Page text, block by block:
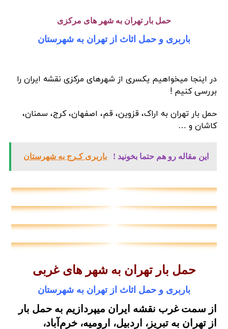
حمل بار تهران به شهر های مرکزی
باربری و حمل اثاث از تهران به شهرستان
در اینجا میخواهیم یکسری از شهرهای مرکزی نقشه ایران را
بررسی کنیم !
حمل بار تهران به اراک، قزوین، قم، اصفهان، کرج، سمنان،
کاشان و …
این مقاله رو هم حتما بخونید ! باربری کـرج به شهرستان
حمل بار تهران به شهر های غربی
باربری و حمل اثاث از تهران به شهرستان
از سمت غرب نقشه ایران میپردازیم به حمل بار
از تهران به تبریز، اردبیل، ارومیه، خرم‌آباد،